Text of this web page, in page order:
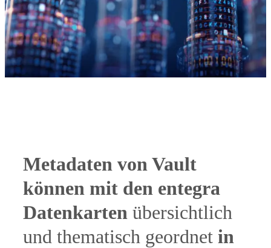
Metadaten von Vault
können mit den entegra
Datenkarten übersichtlich
und thematisch geordnet in